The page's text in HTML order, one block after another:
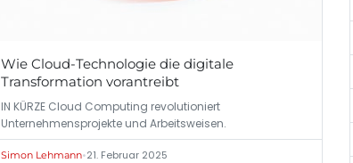
Wie Cloud-Technologie die digitale
Transformation vorantreibt
IN KÜRZE Cloud Computing revolutioniert
Unternehmensprojekte und Arbeitsweisen.
Simon Lehmann•21. Februar 2025